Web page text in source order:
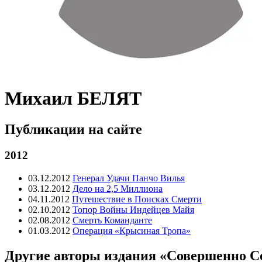
Михаил БЕЛЯТ
Публикации на сайте
2012
03.12.2012 Генерал Удачи Панчо Вилья
03.12.2012 Дело на 2,5 Миллиона
04.11.2012 Путешествие в Поисках Смерти
02.10.2012 Топор Войны Индейцев Майя
02.08.2012 Смерть Команданте
01.03.2012 Операция «Крысиная Тропа»
Другие авторы издания «Совершенно